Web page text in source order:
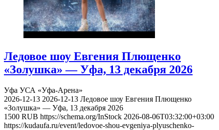
Ледовое шоу Евгения Плющенко
«Золушка» — Уфа, 13 декабря 2026
Уфа УСА «Уфа-Арена»
2026-12-13 2026-12-13 Ледовое шоу Евгения Плющенко
«Золушка» — Уфа, 13 декабря 2026
1500 RUB https://schema.org/InStock 2026-08-06T03:32:00+03:00
https://kudaufa.ru/event/ledovoe-shou-evgeniya-plyuschenko-